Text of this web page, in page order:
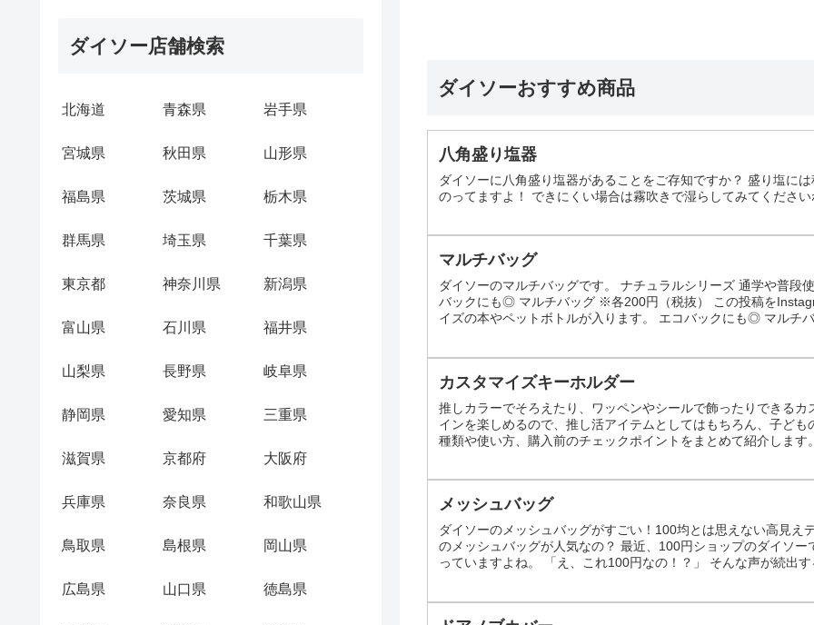
ダイソーおすすめ商品
八角盛り塩器
ダイソーに八角盛り塩器があることをご存知ですか？ 盛り塩に
のってますよ！ できにくい場合は霧吹きで湿らしてみてください
マルチバッグ
ダイソーのマルチバッグです。 ナチュラルシリーズ 通学や普
バックにも◎ マルチバッグ ※各200円（税抜） この投稿を
イズの本やペットボトルが入ります。 エコバックにも◎ マル
カスタマイズキーホルダー
推しカラーでそろえたり、ワッペンやシールで飾ったりできる
インを楽しめるので、推し活アイテムとしてはもちろん、子ど
種類や使い方、購入前のチェックポイントをまとめて紹介しま
メッシュバッグ
ダイソーのメッシュバッグがすごい！100均とは思えない高見
のメッシュバッグが人気なの？ 最近、100円ショップのダイソ
っていますよね。 「え、これ100円なの！？」 そんな声が続出
ダイソー店舗検索
北海道 青森県 岩手県
宮城県 秋田県 山形県
福島県 茨城県 栃木県
群馬県 埼玉県 千葉県
東京都 神奈川県 新潟県
富山県 石川県 福井県
山梨県 長野県 岐阜県
静岡県 愛知県 三重県
滋賀県 京都府 大阪府
兵庫県 奈良県 和歌山県
鳥取県 島根県 岡山県
広島県 山口県 徳島県